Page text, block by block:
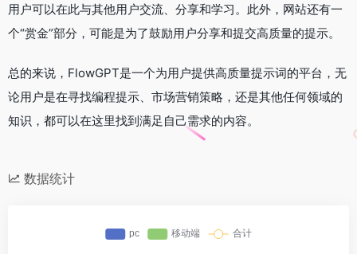
用户可以在此与其他用户交流、分享和学习。此外，网站还有一
个“赏金”部分，可能是为了鼓励用户分享和提交高质量的提示。
总的来说，FlowGPT是一个为用户提供高质量提示词的平台，无
论用户是在寻找编程提示、市场营销策略，还是其他任何领域的
知识，都可以在这里找到满足自己需求的内容。
数据统计